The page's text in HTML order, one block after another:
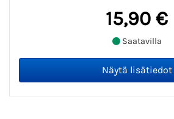
15,90 €
Saatavilla